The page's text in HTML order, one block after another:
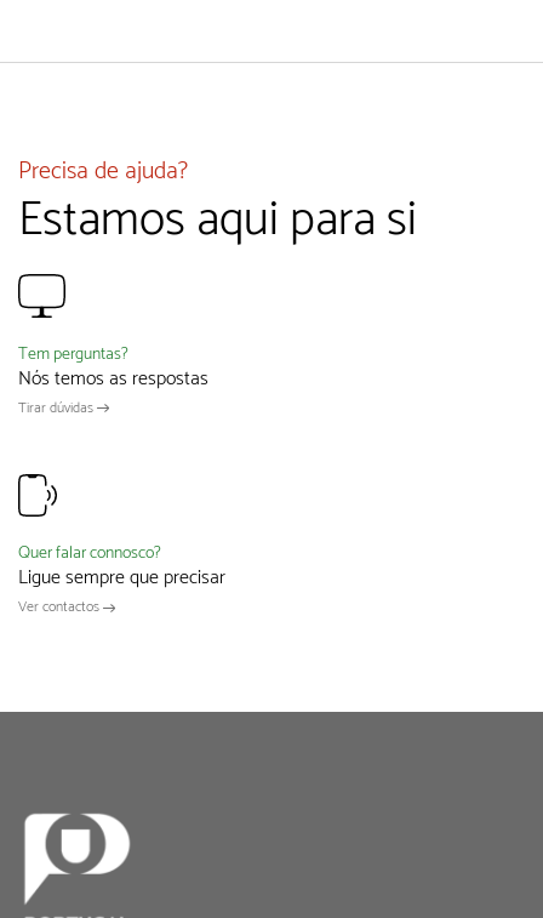
Precisa de ajuda?
Estamos aqui para si
Tem perguntas?
Nós temos as respostas
Tirar dúvidas
Quer falar connosco?
Ligue sempre que precisar
Ver contactos